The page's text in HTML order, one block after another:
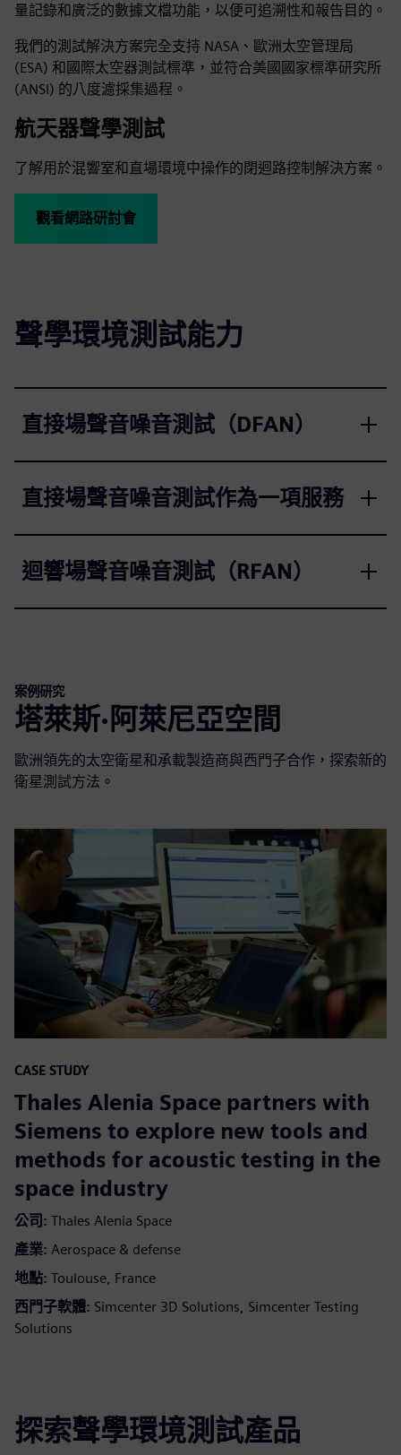
量記錄和廣泛的數據文檔功能，以便可追溯性和報告目的。
我們的測試解決方案完全支持 NASA、歐洲太空管理局
(ESA) 和國際太空器測試標準，並符合美國國家標準研究所
(ANSI) 的八度濾採集過程。
航天器聲學測試
了解用於混響室和直場環境中操作的閉迴路控制解決方案。
觀看網路研討會
聲學環境測試能力
直接場聲音噪音測試（DFAN）
直接場聲音噪音測試作為一項服務
迴響場聲音噪音測試（RFAN）
案例研究
塔萊斯·阿萊尼亞空間
歐洲領先的太空衛星和承載製造商與西門子合作，探索新的
衛星測試方法。
CASE STUDY
Thales Alenia Space partners with
Siemens to explore new tools and
methods for acoustic testing in the
space industry
公司: Thales Alenia Space
產業: Aerospace & defense
地點: Toulouse, France
西門子軟體: Simcenter 3D Solutions, Simcenter Testing
Solutions
探索聲學環境測試產品